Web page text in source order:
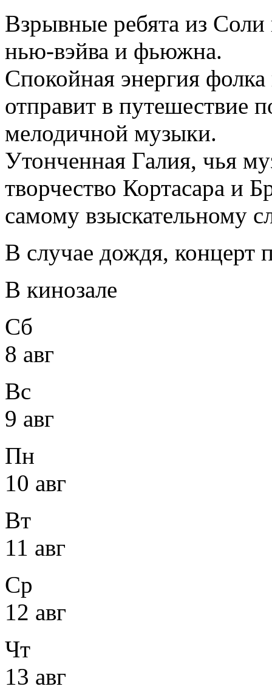
Взрывные ребята из Соли
нью-вэйва и фьюжна.
Спокойная энергия
отправит в путешествие
мелодичной музыки.
Утонченная Галия, чья
творчество Кортасара и
самому взыскательному
В случае дождя, концерт
В кинозале
Сб
8 авг
Вс
9 авг
Пн
10 авг
Вт
11 авг
Ср
12 авг
Чт
13 авг